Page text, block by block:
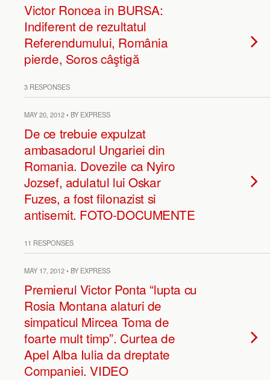
Victor Roncea in BURSA:
Indiferent de rezultatul
Referendumului, România
pierde, Soros câştigă
3 RESPONSES
MAY 20, 2012 • BY EXPRESS
De ce trebuie expulzat
ambasadorul Ungariei din
Romania. Dovezile ca Nyiro
Jozsef, adulatul lui Oskar
Fuzes, a fost filonazist si
antisemit. FOTO-DOCUMENTE
11 RESPONSES
MAY 17, 2012 • BY EXPRESS
Premierul Victor Ponta “lupta cu
Rosia Montana alaturi de
simpaticul Mircea Toma de
foarte mult timp”. Curtea de
Apel Alba Iulia da dreptate
Companiei. VIDEO